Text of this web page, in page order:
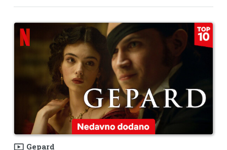
ondemand_video Gepard